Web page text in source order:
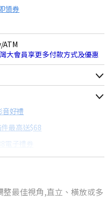
領券
ATM
大會員享更多付款方式及優惠
物車顯示為主
$88
配合銀行/業者
18家銀行/業者
好禮
最高送$68
電子禮券
卡滿額最高回饋25%
整最佳視角,直立、橫放或多